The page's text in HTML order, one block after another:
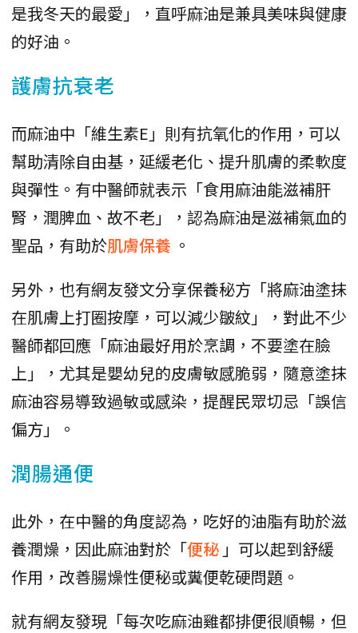
是我冬天的最愛」，直呼麻油是兼具美味與健康
的好油。
護膚抗衰老
而麻油中「維生素E」則有抗氧化的作用，可以
幫助清除自由基，延緩老化、提升肌膚的柔軟度
與彈性。有中醫師就表示「食用麻油能滋補肝
腎，潤脾血、故不老」，認為麻油是滋補氣血的
聖品，有助於肌膚保養 。
另外，也有網友發文分享保養秘方「將麻油塗抹
在肌膚上打圈按摩，可以減少皺紋」，對此不少
醫師都回應「麻油最好用於烹調，不要塗在臉
上」，尤其是嬰幼兒的皮膚敏感脆弱，隨意塗抹
麻油容易導致過敏或感染，提醒民眾切忌「誤信
偏方」。
潤腸通便
此外，在中醫的角度認為，吃好的油脂有助於滋
養潤燥，因此麻油對於「便秘 」可以起到舒緩
作用，改善腸燥性便秘或糞便乾硬問題。
就有網友發現「每次吃麻油雞都排便很順暢，但